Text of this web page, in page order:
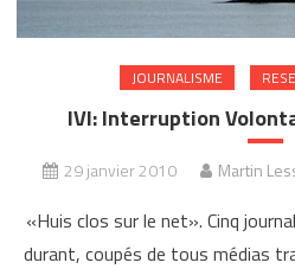
JOURNALISME
IVI: Interruption
29 janvier 2010 Martin
«Huis clos sur le net». Cinq
durant, coupés de tous médias